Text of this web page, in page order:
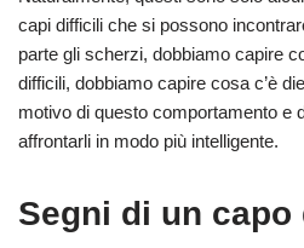
capi difficili che si possono
parte gli scherzi, dobbiamo capire
difficili, dobbiamo capire cosa c’è
motivo di questo comportamento e
affrontarli in modo più intelligente.
Segni di un